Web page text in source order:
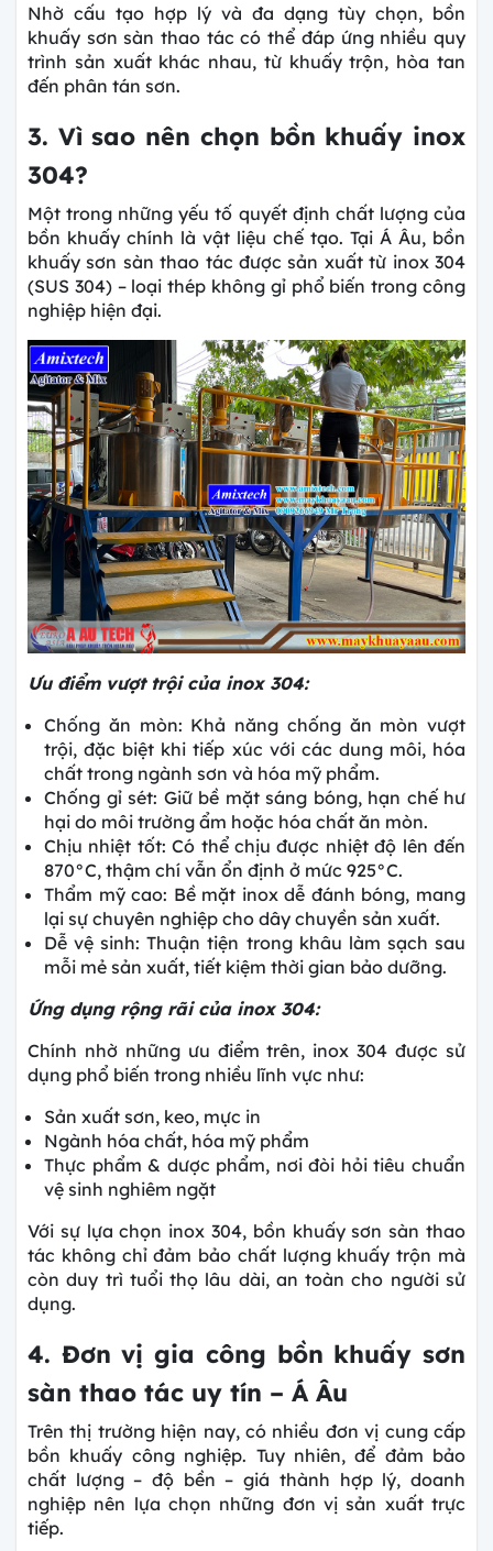
Nhờ cấu tạo hợp lý và đa dạng tùy chọn, bồn
khuấy sơn sàn thao tác có thể đáp ứng nhiều quy
trình sản xuất khác nhau, từ khuấy trộn, hòa tan
đến phân tán sơn.
3. Vì sao nên chọn bồn khuấy inox
304?
Một trong những yếu tố quyết định chất lượng của
bồn khuấy chính là vật liệu chế tạo. Tại Á Âu, bồn
khuấy sơn sàn thao tác được sản xuất từ inox 304
(SUS 304) – loại thép không gỉ phổ biến trong công
nghiệp hiện đại.
Ưu điểm vượt trội của inox 304:
Chống ăn mòn: Khả năng chống ăn mòn vượt
trội, đặc biệt khi tiếp xúc với các dung môi, hóa
chất trong ngành sơn và hóa mỹ phẩm.
Chống gỉ sét: Giữ bề mặt sáng bóng, hạn chế hư
hại do môi trường ẩm hoặc hóa chất ăn mòn.
Chịu nhiệt tốt: Có thể chịu được nhiệt độ lên đến
870°C, thậm chí vẫn ổn định ở mức 925°C.
Thẩm mỹ cao: Bề mặt inox dễ đánh bóng, mang
lại sự chuyên nghiệp cho dây chuyền sản xuất.
Dễ vệ sinh: Thuận tiện trong khâu làm sạch sau
mỗi mẻ sản xuất, tiết kiệm thời gian bảo dưỡng.
Ứng dụng rộng rãi của inox 304:
Chính nhờ những ưu điểm trên, inox 304 được sử
dụng phổ biến trong nhiều lĩnh vực như:
Sản xuất sơn, keo, mực in
Ngành hóa chất, hóa mỹ phẩm
Thực phẩm & dược phẩm, nơi đòi hỏi tiêu chuẩn
vệ sinh nghiêm ngặt
Với sự lựa chọn inox 304, bồn khuấy sơn sàn thao
tác không chỉ đảm bảo chất lượng khuấy trộn mà
còn duy trì tuổi thọ lâu dài, an toàn cho người sử
dụng.
4. Đơn vị gia công bồn khuấy sơn
sàn thao tác uy tín – Á Âu
Trên thị trường hiện nay, có nhiều đơn vị cung cấp
bồn khuấy công nghiệp. Tuy nhiên, để đảm bảo
chất lượng – độ bền – giá thành hợp lý, doanh
nghiệp nên lựa chọn những đơn vị sản xuất trực
tiếp.